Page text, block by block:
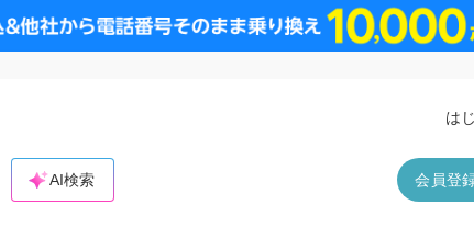
は
会員登
AI検索